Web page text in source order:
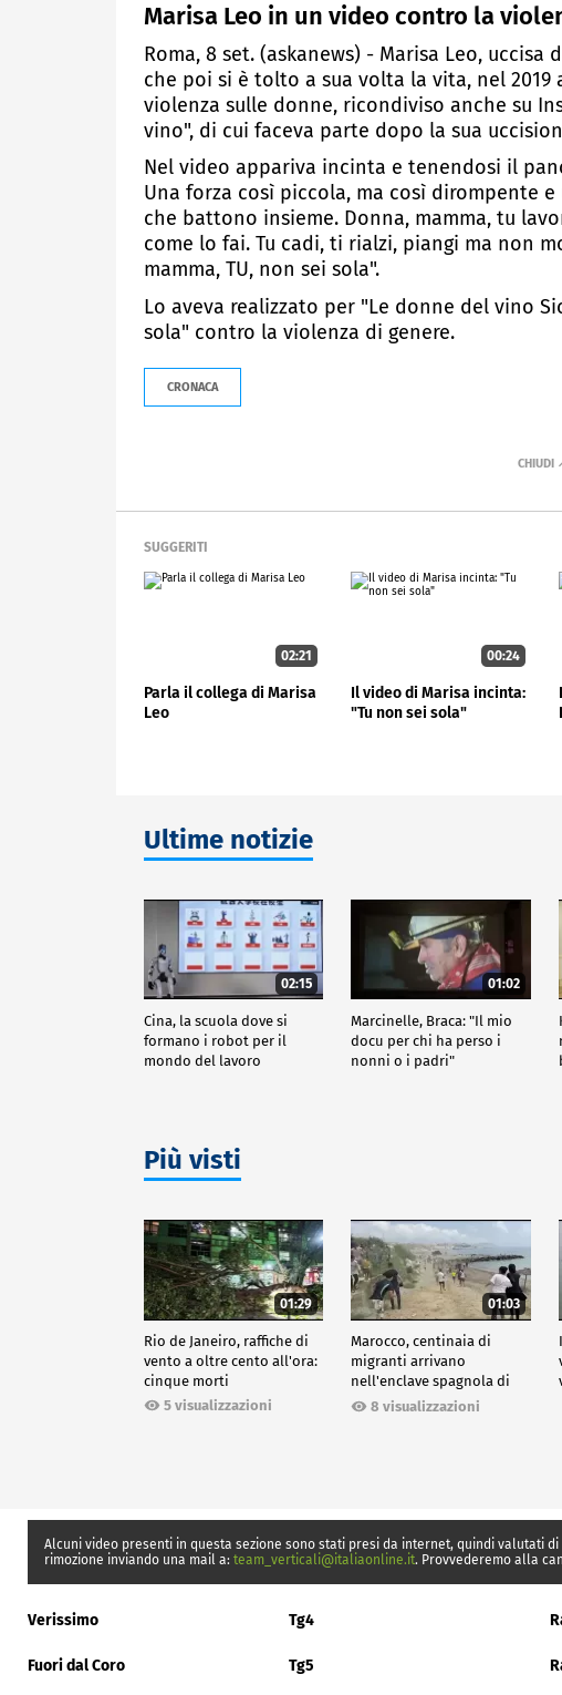
Marisa Leo in un video contro la
Roma, 8 set. (askanews) - Marisa Leo,
che poi si è tolto a sua volta la vita, nel
violenza sulle donne, ricondiviso anche su
vino", di cui faceva parte dopo la sua
Nel video appariva incinta e tenendosi il
Una forza così piccola, ma così dirompente
che battono insieme. Donna, mamma, tu
come lo fai. Tu cadi, ti rialzi, piangi ma non
mamma, TU, non sei sola".
Lo aveva realizzato per "Le donne del vino
sola" contro la violenza di genere.
CRONACA
SUGGERITI
02:21
Parla il collega di Marisa
Leo
00:24
Il video di Marisa incinta:
"Tu non sei sola"
Ultime notizie
02:15
Cina, la scuola dove si
formano i robot per il
mondo del lavoro
01:02
Marcinelle, Braca: "Il mio
docu per chi ha perso i
nonni o i padri"
Più visti
01:29
Rio de Janeiro, raffiche di
vento a oltre cento all'ora:
cinque morti
5 visualizzazioni
01:03
Marocco, centinaia di
migranti arrivano
nell'enclave spagnola di
Ceuta8 visualizzazioni
Alcuni video presenti in questa sezione sono stati presi da internet, quindi valutati
rimozione inviando una mail a: team_verticali@italiaonline.it. Provvederemo alla
Verissimo Tg4
Fuori dal Coro Tg5